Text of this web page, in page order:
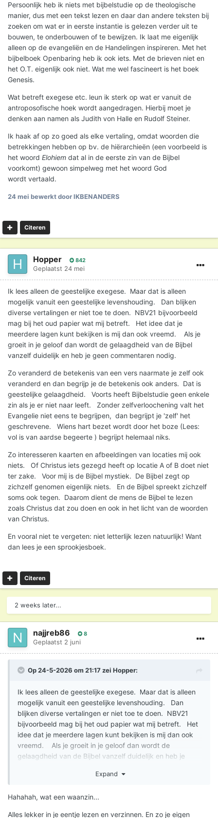
- Verschillende Nederlandse bijbelcommentaren (o.a.
Matthew Henry, Karl August Dachsel, Ger de Koning /
KingComments)
- Meerdere bijbelvertalingen naast elkaar
- De oorspronkelijke talen (Grieks / Hebreeuws) om
woorden en structuur te vergelijken
- Extra context zoals kaarten en afbeeldingen van
locaties die genoemd worden
Voor mij maakt dit het vooral makkelijker om verbanden te
zien zonder constant te hoeven schakelen tussen losse
bronnen.
Ben benieuwd hoe anderen dit aanpakken, hoe doen jullie
Bijbelstudie? Werken jullie ook met meerdere bronnen
tegelijk, of houden jullie het liever simpel en gebruik je
enkel de Bijbel? En als je dit platform uittest: wat zou je
Persoonlijk heb ik niets met bijbelstudie op de theologische
manier, dus met een tekst lezen en daar dan andere teksten bij
zoeken om wat er in eerste instantie is gelezen verder uit te
bouwen, te onderbouwen of te bewijzen. Ik laat me eigenlijk
alleen op de evangeliën en de Handelingen inspireren. Met het
bijbelboek Openbaring heb ik ook iets. Met de brieven niet en
het O.T. eigenlijk ook niet. Wat me wel fascineert is het boek
Genesis.
Wat betreft exegese etc. leun ik sterk op wat er vanuit de
antroposofische hoek wordt aangedragen. Hierbij moet je
denken aan namen als Judith von Halle en Rudolf Steiner.
Ik haak af op zo goed als elke vertaling, omdat woorden die
betrekkingen hebben op bv. de hiërarchieën (een voorbeeld is
het woord Elohiem dat al in de eerste zin van de Bijbel
voorkomt) gewoon simpelweg met het woord God
wordt vertaald.
24 mei bewerkt door IKBENANDERS
Citeren
Hopper 842
Geplaatst 24 mei
Ik lees alleen de geestelijke exegese. Maar dat is alleen
mogelijk vanuit een geestelijke levenshouding. Dan blijken
diverse vertalingen er niet toe te doen. NBV21 bijvoorbeeld
mag bij het oud papier wat mij betreft. Het idee dat je
meerdere lagen kunt bekijken is mij dan ook vreemd. Als je
groeit in je geloof dan wordt de gelaagdheid van de Bijbel
vanzelf duidelijk en heb je geen commentaren nodig.
Zo veranderd de betekenis van een vers naarmate je zelf ook
veranderd en dan begrijp je de betekenis ook anders. Dat is
geestelijke gelaagdheid. Voorts heeft Bijbelstudie geen enkele
zin als je er niet naar leeft. Zonder zelfverloochening valt het
Evangelie niet eens te begrijpen, dan begrijpt je 'zelf' het
geschrevene. Wiens hart bezet wordt door het boze (Lees:
vol is van aardse begeerte ) begrijpt helemaal niks.
Zo interesseren kaarten en afbeeldingen van locaties mij ook
niets. Of Christus iets gezegd heeft op locatie A of B doet niet
ter zake. Voor mij is de Bijbel mystiek. De Bijbel zegt op
zichzelf genomen eigenlijk niets. En de Bijbel spreekt zichzelf
soms ook tegen. Daarom dient de mens de Bijbel te lezen
zoals Christus dat zou doen en ook in het licht van de woorden
van Christus.
En vooral niet te vergeten: niet letterlijk lezen natuurlijk! Want
dan lees je een sprookjesboek.
Citeren
2 weeks later...
najjreb86 8
Geplaatst 2 juni
Op 24-5-2026 om 21:17 zei Hopper:
Ik lees alleen de geestelijke exegese. Maar dat is alleen
mogelijk vanuit een geestelijke levenshouding. Dan
blijken diverse vertalingen er niet toe te doen. NBV21
bijvoorbeeld mag bij het oud papier wat mij betreft. Het
idee dat je meerdere lagen kunt bekijken is mij dan ook
vreemd. Als je groeit in je geloof dan wordt de
gelaagdheid van de Bijbel vanzelf duidelijk en heb je
ook veranderd en dan begrijp je de betekenis ook anders.
Expand
Hahahah, wat een waanzin...
Alles lekker in je eentje lezen en verzinnen. En zo je eigen